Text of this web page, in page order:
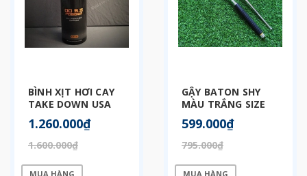
BÌNH XỊT HƠI CAY
TAKE DOWN USA
500ML
1.260.000₫
1.600.000₫
MUA HÀNG
GẬY BATON SHY
MÀU TRẮNG SIZE
26
599.000₫
795.000₫
MUA HÀNG